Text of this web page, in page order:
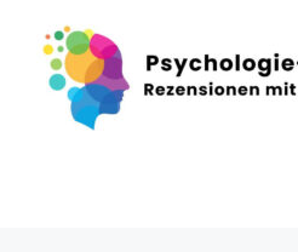
Inhalt
springen